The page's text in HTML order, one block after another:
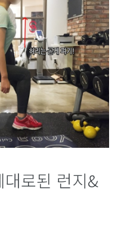
로된 런지&